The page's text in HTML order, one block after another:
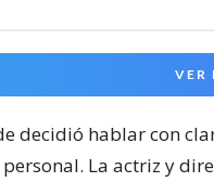
VER
decidió hablar con
La actriz y